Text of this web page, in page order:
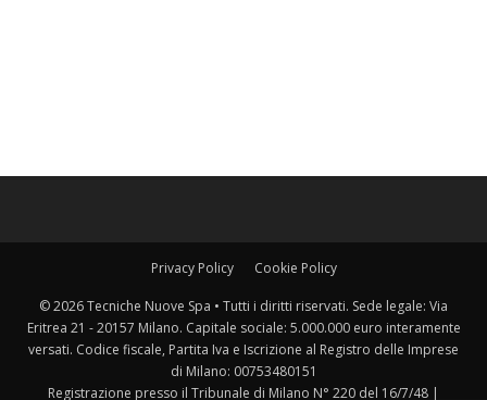
Privacy Policy Cookie Policy
© 2026 Tecniche Nuove Spa • Tutti i diritti riservati. Sede legale: Via
Eritrea 21 - 20157 Milano. Capitale sociale: 5.000.000 euro interamente
versati. Codice fiscale, Partita Iva e Iscrizione al Registro delle Imprese
di Milano: 00753480151
Registrazione presso il Tribunale di Milano N° 220 del 16/7/48 |